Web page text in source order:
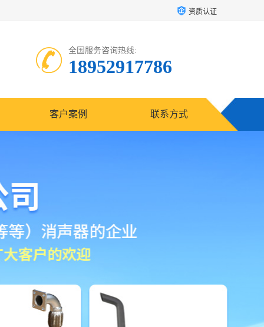
资质认证
全国服务咨询热线:
18952917786
客户案例 联系方式